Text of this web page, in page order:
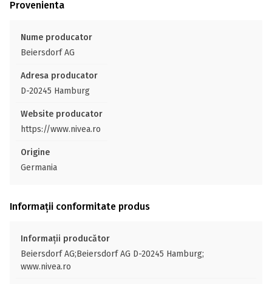
Provenienta
Nume producator
Beiersdorf AG
Adresa producator
D-20245 Hamburg
Website producator
https://www.nivea.ro
Origine
Germania
Informații conformitate produs
Informații producător
Beiersdorf AG;Beiersdorf AG D-20245 Hamburg;
www.nivea.ro